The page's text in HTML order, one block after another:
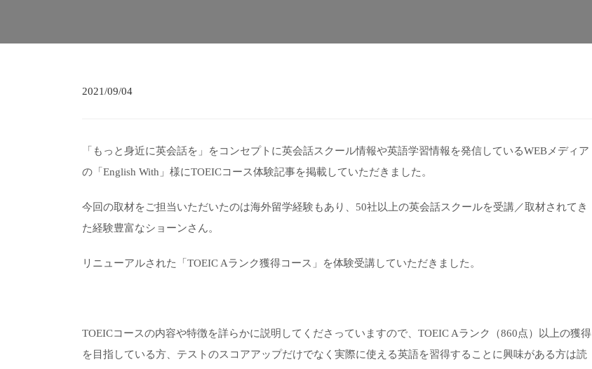
2021/09/04
「もっと身近に英会話を」をコンセプトに英会話スクール情報や英語学習情報を発信しているWEBメディア
の「English With」様にTOEICコース体験記事を掲載していただきました。
今回の取材をご担当いただいたのは海外留学経験もあり、50社以上の英会話スクールを受講／取材されてき
た経験豊富なショーンさん。
リニューアルされた「TOEIC Aランク獲得コース」を体験受講していただきました。
TOEICコースの内容や特徴を詳らかに説明してくださっていますので、TOEIC Aランク（860点）以上の獲得
を目指している方、テストのスコアアップだけでなく実際に使える英語を習得することに興味がある方は読